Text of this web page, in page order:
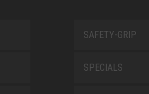
SAFETY-GRIP
SPECIALS